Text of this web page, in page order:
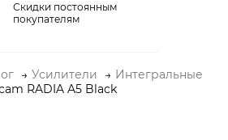
Скидки постоянным
покупателям
Усилители
Интегральные
RADIA A5 Black